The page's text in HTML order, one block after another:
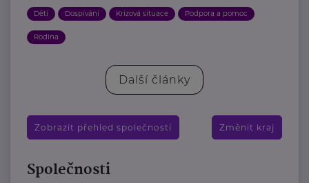
Děti Dospívání Krizová situace Podpora a pomoc
Rodina
Další články
Zobrazit přehled společností Změnit kraj
Společnosti